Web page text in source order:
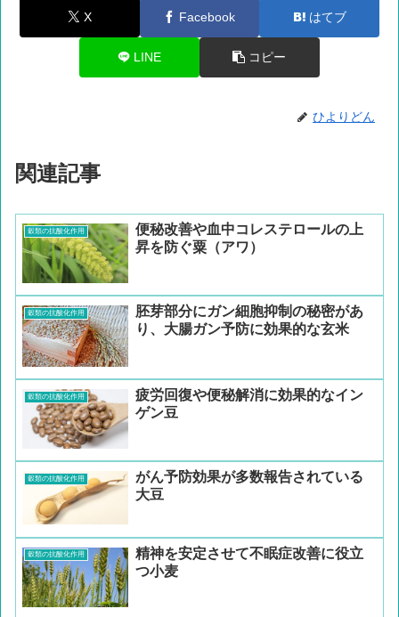
X Facebook はてブ
LINE コピー
ひよりどん
関連記事
穀類の抗酸化作用
便秘改善や血中コレステロールの上
昇を防ぐ粟（アワ）
穀類の抗酸化作用
胚芽部分にガン細胞抑制の秘密があ
り、大腸ガン予防に効果的な玄米
穀類の抗酸化作用
疲労回復や便秘解消に効果的なイン
ゲン豆
穀類の抗酸化作用
がん予防効果が多数報告されている
大豆
穀類の抗酸化作用
精神を安定させて不眠症改善に役立
つ小麦